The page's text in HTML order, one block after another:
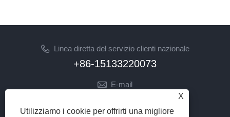
Linea diretta del servizio clienti nazionale
+86-15133220073
E-mail
X
Utilizziamo i cookie per offrirti una migliore